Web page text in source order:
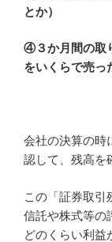
とか）
④３か月間の取
をいくらで売っ
会社の決算の時
認して、残高を
この「証券取引
信託や株式等の
どのくらい利益